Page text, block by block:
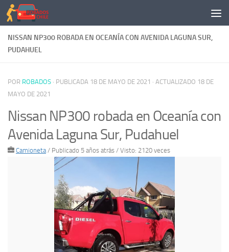
Saltar al contenido
NISSAN NP300 ROBADA EN OCEANÍA CON AVENIDA LAGUNA SUR,
PUDAHUEL
POR ROBADOS · PUBLICADA 18 DE MAYO DE 2021 · ACTUALIZADO 18 DE
MAYO DE 2021
Nissan NP300 robada en Oceanía con
Avenida Laguna Sur, Pudahuel
Camioneta/ Publicado 5 años atrás / Visto: 2120 veces